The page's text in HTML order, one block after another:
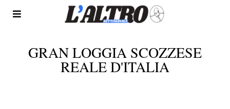
GRAN LOGGIA SCOZZESE
REALE D'ITALIA